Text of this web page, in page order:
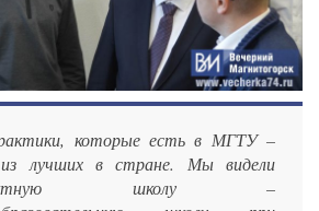
которые есть в МГТУ –
лучших в стране. Мы видели
школу –